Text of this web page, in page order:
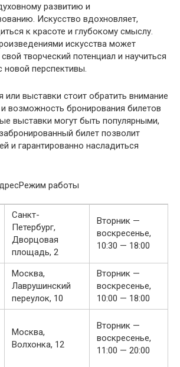
развитию и
Искусство вдохновляет,
к красоте и глубокому смыслу.
искусства может
творческий потенциал и научиться
новой перспективы.
выставки стоит обратить внимание
возможность бронирования билетов
выставки могут быть популярными,
билет позволит
и гарантированно насладиться
работы
Санкт-
Петербург,
Дворцовая
площадь, 2
Вторник —
воскресенье,
10:30 — 18:00
Москва,
Лаврушинский
переулок, 10
Вторник —
воскресенье,
10:00 — 18:00
Москва,
Волхонка, 12
Вторник —
воскресенье,
11:00 — 20:00